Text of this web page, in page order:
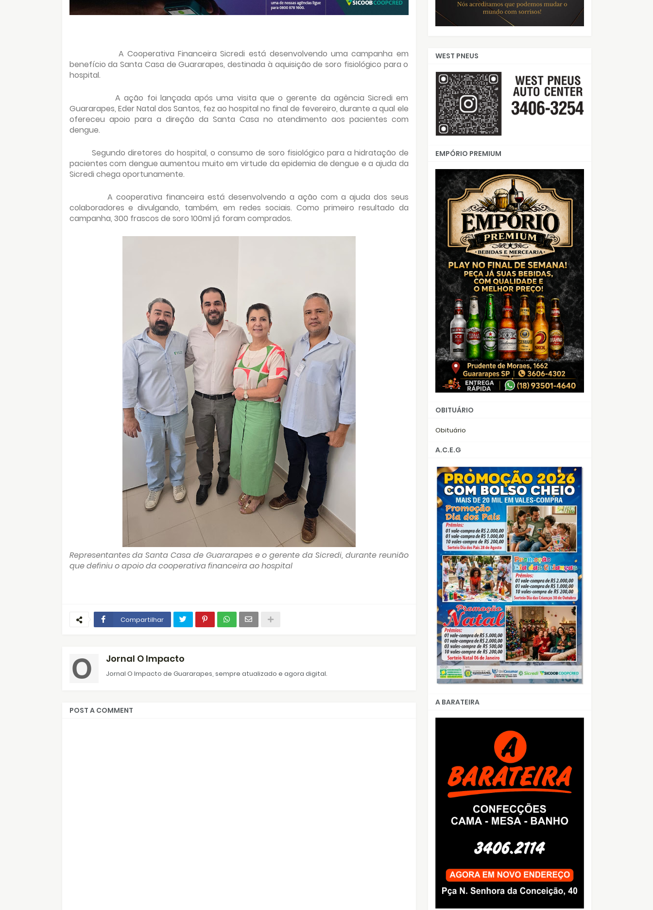
A Cooperativa Financeira Sicredi está desenvolvendo uma campanha em
benefício da Santa Casa de Guararapes, destinada à aquisição de soro fisiológico para o
hospital.
A ação foi lançada após uma visita que o gerente da agência Sicredi em
Guararapes, Eder Natal dos Santos, fez ao hospital no final de fevereiro, durante a qual ele
ofereceu apoio para a direção da Santa Casa no atendimento aos pacientes com
dengue.
Segundo diretores do hospital, o consumo de soro fisiológico para a hidratação de
pacientes com dengue aumentou muito em virtude da epidemia de dengue e a ajuda da
Sicredi chega oportunamente.
A cooperativa financeira está desenvolvendo a ação com a ajuda dos seus
colaboradores e divulgando, também, em redes sociais. Como primeiro resultado da
campanha, 300 frascos de soro 100ml já foram comprados.
Representantes da Santa Casa de Guararapes e o gerente da Sicredi, durante reunião
que definiu o apoio da cooperativa financeira ao hospital
Compartilhar
Jornal O Impacto
Jornal O Impacto de Guararapes, sempre atualizado e agora digital.
POST A COMMENT
WEST PNEUS
EMPÓRIO PREMIUM
OBITUÁRIO
Obituário
A.C.E.G
A BARATEIRA